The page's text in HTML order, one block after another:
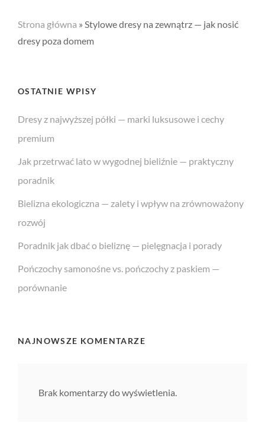
Strona główna » Stylowe dresy na zewnątrz — jak nosić
dresy poza domem
OSTATNIE WPISY
Dresy z najwyższej półki — marki luksusowe i cechy
premium
Jak przetrwać lato w wygodnej bieliźnie — praktyczny
poradnik
Bielizna ekologiczna — zalety i wpływ na zrównoważony
rozwój
Poradnik jak dbać o bieliznę — pielęgnacja i porady
Pończochy samonośne vs. pończochy z paskiem —
porównanie
NAJNOWSZE KOMENTARZE
Brak komentarzy do wyświetlenia.